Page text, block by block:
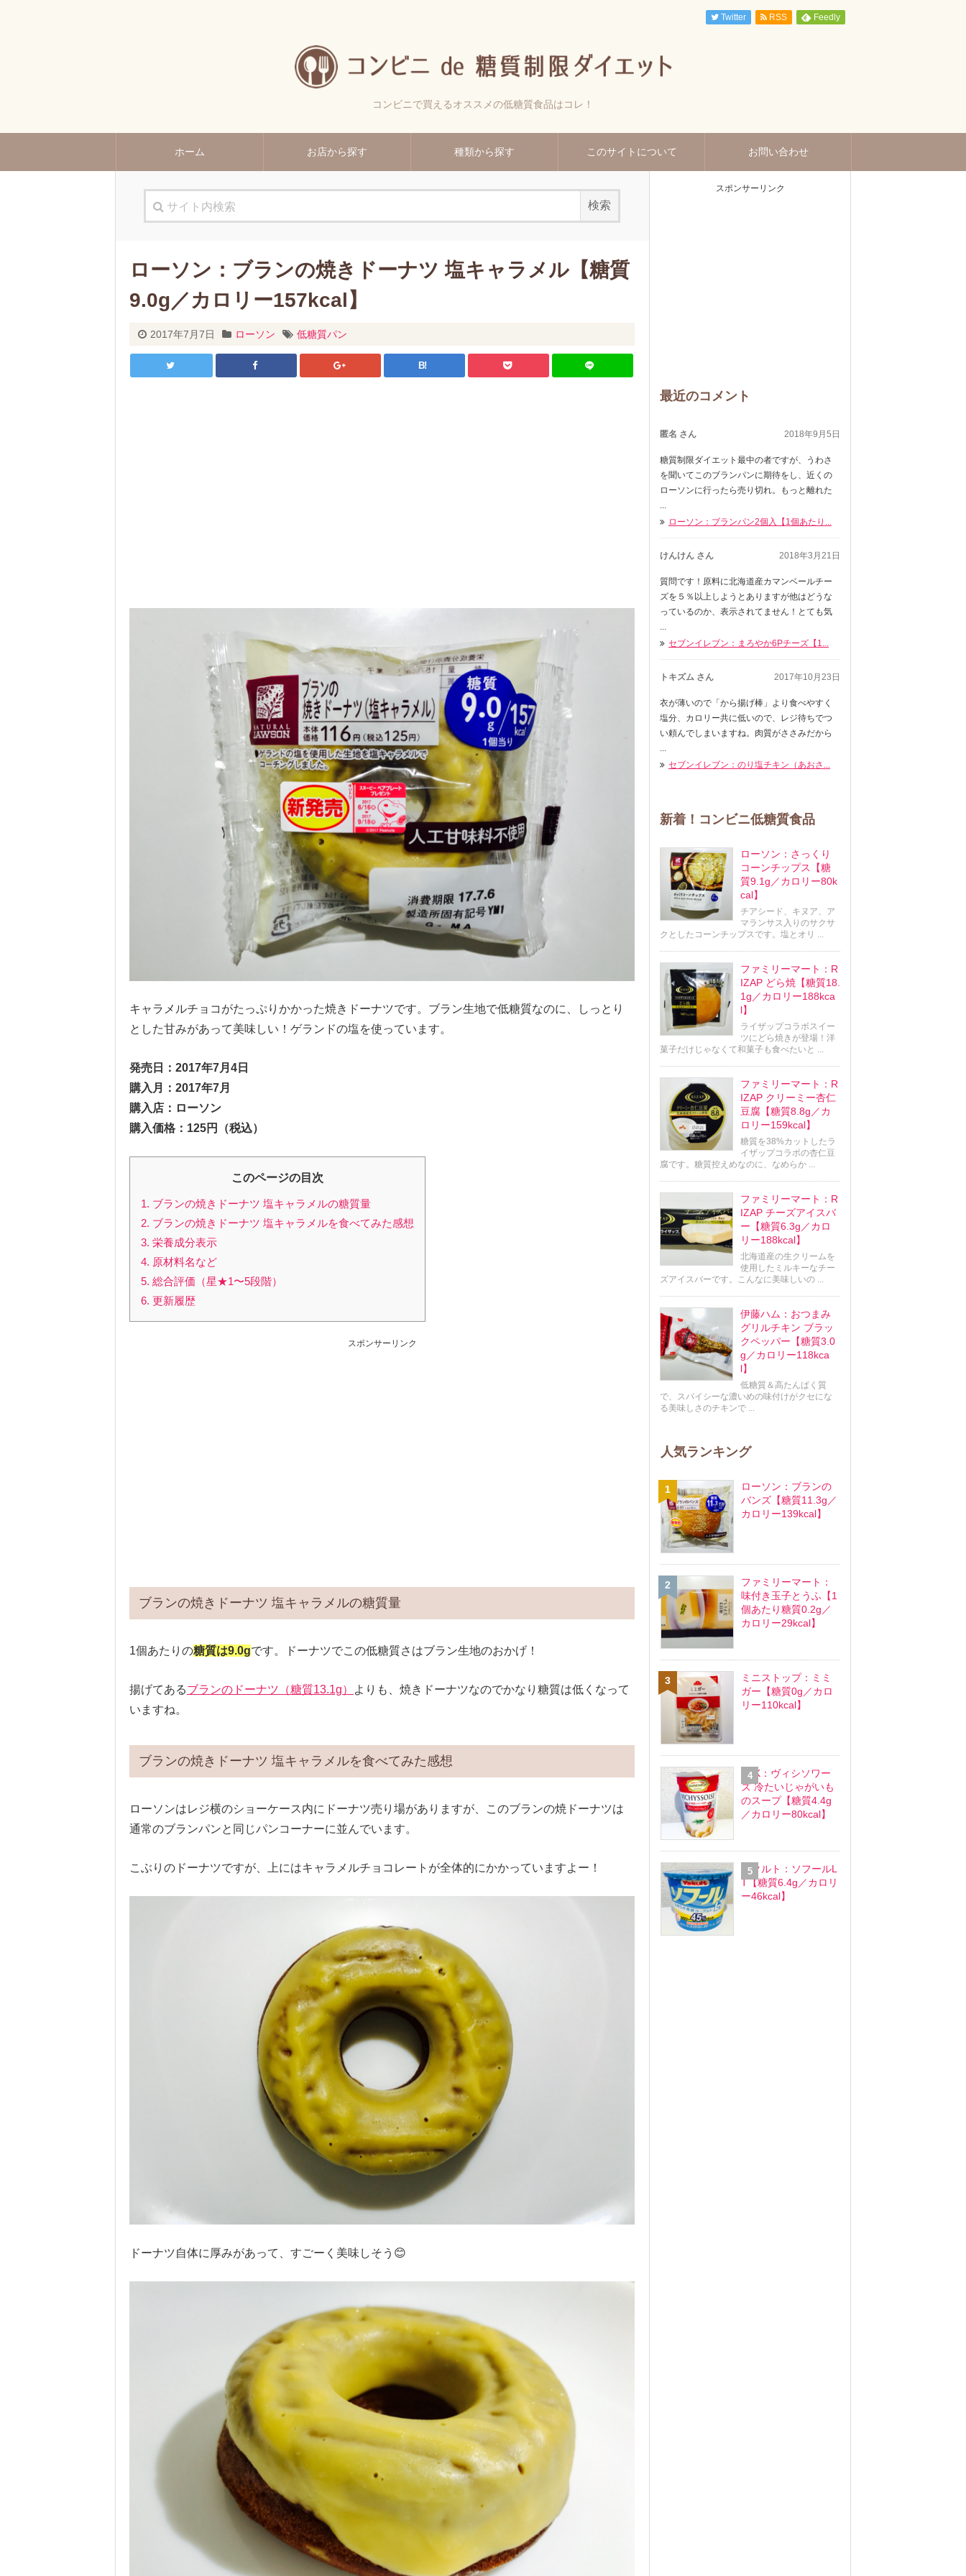
コンビニで買えるオススメの低糖質食品はコレ！
ホーム お店から探す 種類から探す このサイトについて お問い合わせ
Twitter RSS Feedly
ローソン：ブランの焼きドーナツ 塩キャラメル【糖質
9.0g／カロリー157kcal】
2017年7月7日 ローソン 低糖質パン
B!
キャラメルチョコがたっぷりかかった焼きドーナツです。ブラン生地で低糖質なのに、しっとり
とした甘みがあって美味しい！ゲランドの塩を使っています。
発売日：2017年7月4日
購入月：2017年7月
購入店：ローソン
購入価格：125円（税込）
このページの目次
1. ブランの焼きドーナツ 塩キャラメルの糖質量
2. ブランの焼きドーナツ 塩キャラメルを食べてみた感想
3. 栄養成分表示
4. 原材料名など
5. 総合評価（星★1〜5段階）
6. 更新履歴
スポンサーリンク
ブランの焼きドーナツ 塩キャラメルの糖質量
1個あたりの糖質は9.0gです。ドーナツでこの低糖質さはブラン生地のおかげ！
揚げてあるブランのドーナツ（糖質13.1g）
よりも、焼きドーナツなのでかなり糖質は低くなって
いますね。
ブランの焼きドーナツ 塩キャラメルを食べてみた感想
ローソンはレジ横のショーケース内にドーナツ売り場がありますが、このブランの焼ドーナツは
通常のブランパンと同じパンコーナーに並んでいます。
こぶりのドーナツですが、上にはキャラメルチョコレートが全体的にかかっていますよー！
ドーナツ自体に厚みがあって、すごーく美味しそう😊
スポンサーリンク
最近のコメント
2018年9月5日
匿名 さん
糖質制限ダイエット最中の者ですが、うわさ
を聞いてこのブランパンに期待をし、近くの
ローソンに行ったら売り切れ。もっと離れた
...
ローソン：ブランパン2個入【1個あたり...
2018年3月21日
けんけん さん
質問です！原料に北海道産カマンベールチー
ズを５％以上しようとありますが他はどうな
っているのか、表示されてません！とても気
...
セブンイレブン：まろやか6Pチーズ【1...
2017年10月23日
トキズム さん
衣が薄いので「から揚げ棒」より食べやすく
塩分、カロリー共に低いので、レジ待ちでつ
い頼んでしまいますね。肉質がささみだから
...
セブンイレブン：のり塩チキン（あおさ...
新着！コンビニ低糖質食品
ローソン：さっくり
コーンチップス【糖
質9.1g／カロリー80k
cal】
チアシード、キヌア、ア
マランサス入りのサクサ
クとしたコーンチップスです。塩とオリ ...
ファミリーマート：R
IZAP どら焼【糖質18.
1g／カロリー188kca
l】
ライザップコラボスイー
ツにどら焼きが登場！洋
菓子だけじゃなくて和菓子も食べたいと ...
ファミリーマート：R
IZAP クリーミー杏仁
豆腐【糖質8.8g／カ
ロリー159kcal】
糖質を38%カットしたラ
イザップコラボの杏仁豆
腐です。糖質控えめなのに、なめらか ...
ファミリーマート：R
IZAP チーズアイスバ
ー【糖質6.3g／カロ
リー188kcal】
北海道産の生クリームを
使用したミルキーなチー
ズアイスバーです。こんなに美味しいの ...
伊藤ハム：おつまみ
グリルチキン ブラッ
クペッパー【糖質3.0
g／カロリー118kca
l】
低糖質＆高たんぱく質
で、スパイシーな濃いめの味付けがクセにな
る美味しさのチキンで ...
人気ランキング
ローソン：ブランの
バンズ【糖質11.3g／
カロリー139kcal】
ファミリーマート：
味付き玉子とうふ【1
個あたり糖質0.2g／
カロリー29kcal】
ミニストップ：ミミ
ガー【糖質0g／カロ
リー110kcal】
SSK：ヴィシソワー
ズ 冷たいじゃがいも
のスープ【糖質4.4g
／カロリー80kcal】
ヤクルト：ソフールL
T【糖質6.4g／カロリ
ー46kcal】